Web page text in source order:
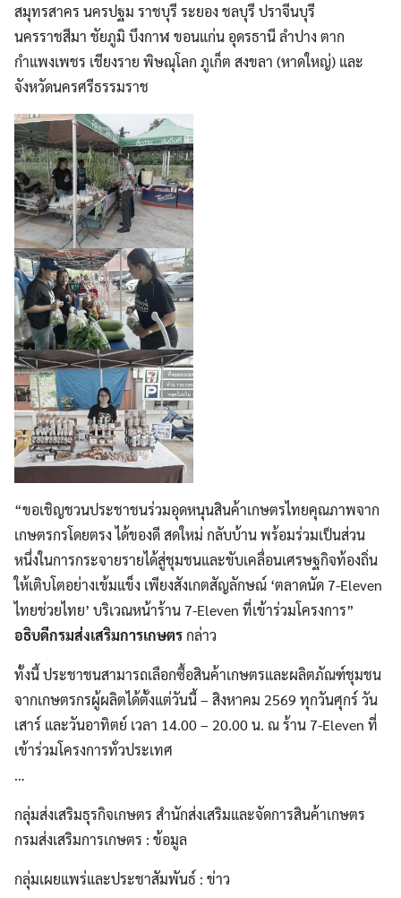
Search
for:
สมุทรสาคร นครปฐม ราชบุรี ระยอง ชลบุรี ปราจีนบุรี
นครราชสีมา ชัยภูมิ บึงกาฬ ขอนแก่น อุดรธานี ลำปาง ตาก
กำแพงเพชร เชียงราย พิษณุโลก ภูเก็ต สงขลา (หาดใหญ่) และ
จังหวัดนครศรีธรรมราช
“ขอเชิญชวนประชาชนร่วมอุดหนุนสินค้าเกษตรไทยคุณภาพจาก
เกษตรกรโดยตรง ได้ของดี สดใหม่ กลับบ้าน พร้อมร่วมเป็นส่วน
หนึ่งในการกระจายรายได้สู่ชุมชนและขับเคลื่อนเศรษฐกิจท้องถิ่น
ให้เติบโตอย่างเข้มแข็ง เพียงสังเกตสัญลักษณ์ ‘ตลาดนัด 7-Eleven
ไทยช่วยไทย’ บริเวณหน้าร้าน 7-Eleven ที่เข้าร่วมโครงการ”
อธิบดีกรมส่งเสริมการเกษตรกล่าว
ทั้งนี้ ประชาชนสามารถเลือกซื้อสินค้าเกษตรและผลิตภัณฑ์ชุมชน
จากเกษตรกรผู้ผลิตได้ตั้งแต่วันนี้ – สิงหาคม 2569 ทุกวันศุกร์ วัน
เสาร์ และวันอาทิตย์ เวลา 14.00 – 20.00 น. ณ ร้าน 7-Eleven ที่
เข้าร่วมโครงการทั่วประเทศ
…
กลุ่มส่งเสริมธุรกิจเกษตร สำนักส่งเสริมและจัดการสินค้าเกษตร
กรมส่งเสริมการเกษตร : ข้อมูล
กลุ่มเผยแพร่และประชาสัมพันธ์ : ข่าว